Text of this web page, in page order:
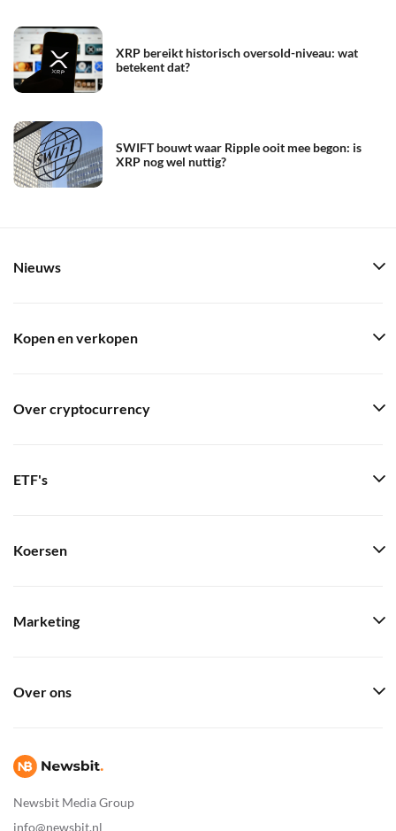
XRP bereikt historisch oversold-niveau: wat
betekent dat?
SWIFT bouwt waar Ripple ooit mee begon: is
XRP nog wel nuttig?
Newsbit Media Group
info@newsbit.nl
Nieuws
Kopen en verkopen
Over cryptocurrency
ETF's
Koersen
Marketing
Over ons